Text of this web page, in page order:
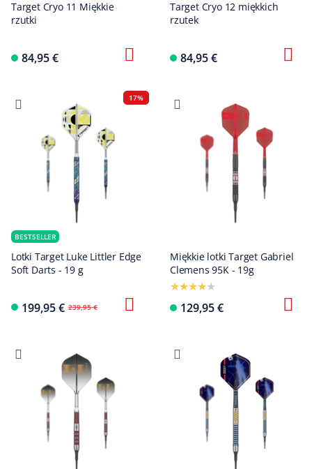
Target Cryo 11 Miękkie
rzutki
84,95 €
Target Cryo 12 miękkich
rzutek
84,95 €
17%
BESTSELLER
Lotki Target Luke Littler Edge
Soft Darts - 19 g
199,95 € 239,95 €
Miękkie lotki Target Gabriel
Clemens 95K - 19g
129,95 €